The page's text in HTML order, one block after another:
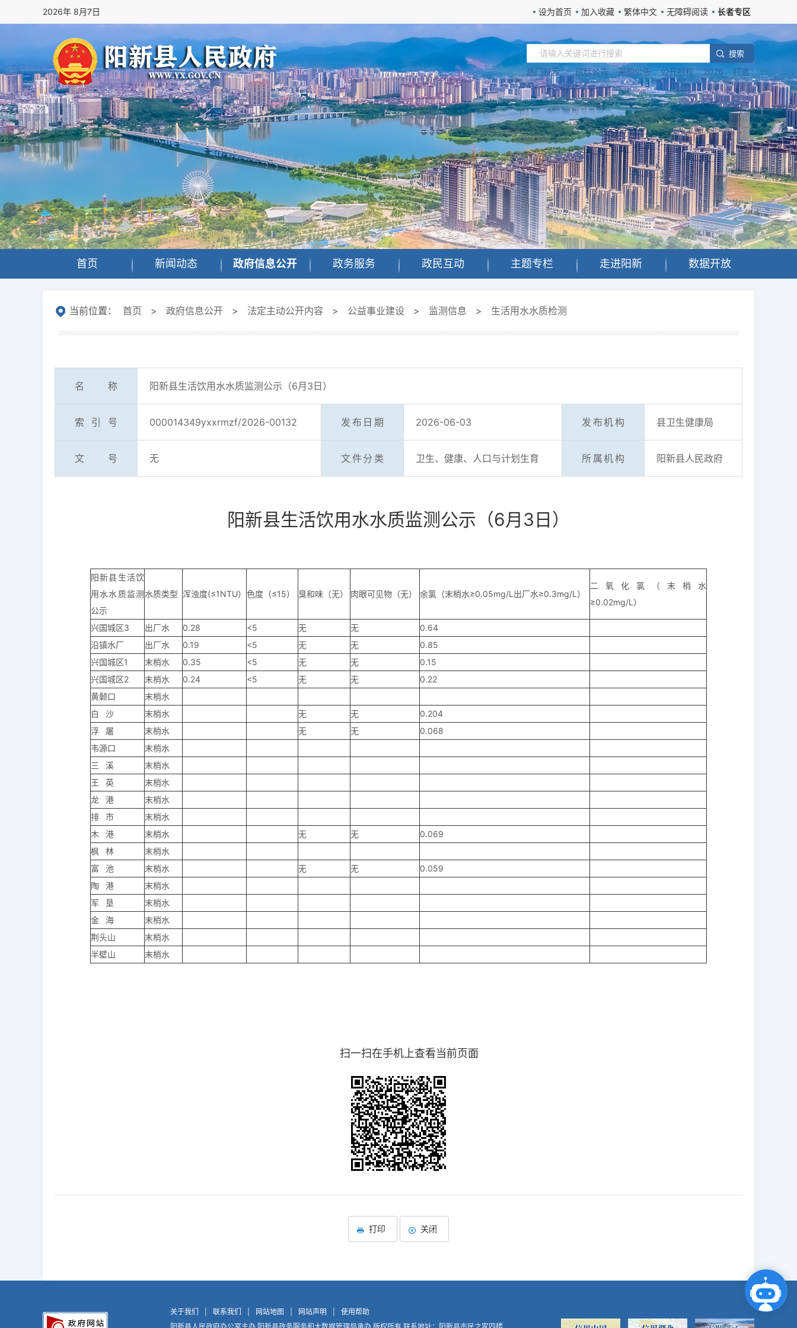
2026年 8月7日 设为首页 加入收藏 繁体中文 无障碍阅读 长者专区
搜 索
热门搜索： 招标公告 采购公告 公开招标 2026 打造
首页 新闻动态 政府信息公开 政务服务 政民互动 主题专栏 走进阳新 数据开放
当前位置： 首页 > 政府信息公开 > 法定主动公开内容 > 公益事业建设 > 监测信息 > 生活用水水质检测
名称 阳新县生活饮用水水质监测公示（6月3日）
索引号 000014349yxxrmzf/2026-00132 发布日期 2026-06-03 发布机构 县卫生健康局
文号 无 文件分类 卫生、健康、人口与计划生育 所属机构 阳新县人民政府
阳新县生活饮用水水质监测公示（6月3日）
阳新县生活饮
用水水质监测
公示
水质类型 浑浊度(≤1NTU） 色度（≤15） 臭和味（无） 肉眼可见物（无） 余氯（末梢水≥0.05mg/L出厂水≥0.3mg/L）
二氧化氯（末梢水
≥0.02mg/L）
兴国城区3 出厂水 0.28 <5 无 无
0.64
沿镇水厂
出厂水 0.19 <5 无 无
0.85
兴国城区1
末梢水 0.35 <5 无 无
0.15
兴国城区2
末梢水 0.24 <5 无 无
0.22
黄颡口
末梢水
白 沙
末梢水 无 无
0.204
浮 屠
末梢水 无 无
0.068
韦源口
末梢水
三 溪
末梢水
王 英
末梢水
龙 港
末梢水
排 市
末梢水
木 港
末梢水 无 无
0.069
枫 林
末梢水
富 池
末梢水 无 无
0.059
陶 港
末梢水
军 垦
末梢水
金 海
末梢水
荆头山
末梢水
半壁山
末梢水
扫一扫在手机上查看当前页面
打印 关闭
关于我们 联系我们 网站地图 网站声明
使用帮助